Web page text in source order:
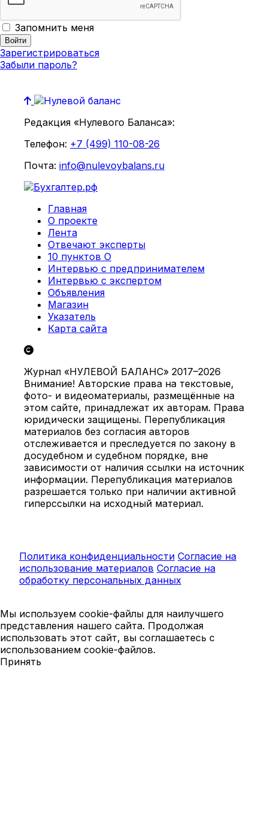
Запомнить меня
Зарегистрироваться
Забыли пароль?
Редакция «Нулевого Баланса»:
Телефон: +7 (499) 110-08-26
Почта: info@nulevoybalans.ru
Главная
О проекте
Лента
Отвечают эксперты
10 пунктов О
Интервью с предпринимателем
Интервью с экспертом
Объявления
Магазин
Указатель
Карта сайта
Журнал «НУЛЕВОЙ БАЛАНС» 2017–2026
Внимание! Авторские права на текстовые,
фото- и видеоматериалы, размещённые на
этом сайте, принадлежат их авторам. Права
юридически защищены. Перепубликация
материалов без согласия авторов
отслеживается и преследуется по закону в
досудебном и судебном порядке, вне
зависимости от наличия ссылки на источник
информации. Перепубликация материалов
разрешается только при наличии активной
гиперссылки на исходный материал.
Политика конфиденциальности Согласие на
использование материалов Согласие на
обработку персональных данных
Мы используем cookie-файлы для наилучшего
представления нашего сайта. Продолжая
использовать этот сайт, вы соглашаетесь с
использованием cookie-файлов.
Принять